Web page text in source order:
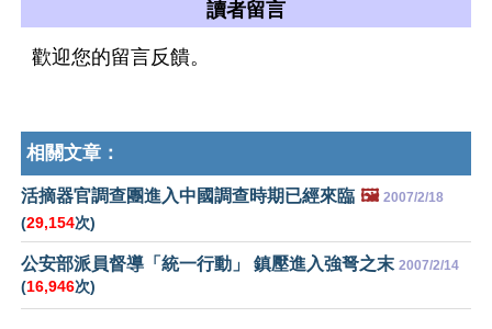
讀者留言
歡迎您的留言反饋。
相關文章：
活摘器官調查團進入中國調查時期已經來臨 🖼️ 2007/2/18
(29,154次)
公安部派員督導「統一行動」 鎮壓進入強弩之末 2007/2/14
(16,946次)